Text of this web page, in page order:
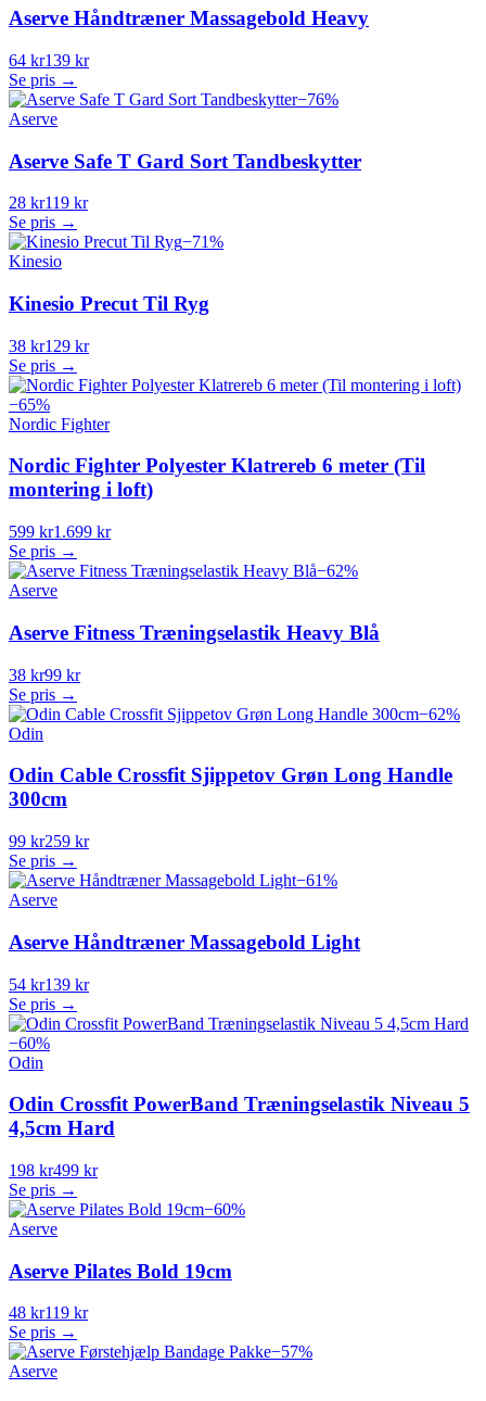
Aserve Håndtræner Massagebold Heavy
64 kr139 kr
Se pris →
−76%
Aserve
Aserve Safe T Gard Sort Tandbeskytter
28 kr119 kr
Se pris →
−71%
Kinesio
Kinesio Precut Til Ryg
38 kr129 kr
Se pris →
−65%
Nordic Fighter
Nordic Fighter Polyester Klatrereb 6 meter (Til
montering i loft)
599 kr1.699 kr
Se pris →
−62%
Aserve
Aserve Fitness Træningselastik Heavy Blå
38 kr99 kr
Se pris →
−62%
Odin
Odin Cable Crossfit Sjippetov Grøn Long Handle
300cm
99 kr259 kr
Se pris →
−61%
Aserve
Aserve Håndtræner Massagebold Light
54 kr139 kr
Se pris →
−60%
Odin
Odin Crossfit PowerBand Træningselastik Niveau 5
4,5cm Hard
198 kr499 kr
Se pris →
−60%
Aserve
Aserve Pilates Bold 19cm
48 kr119 kr
Se pris →
−57%
Aserve